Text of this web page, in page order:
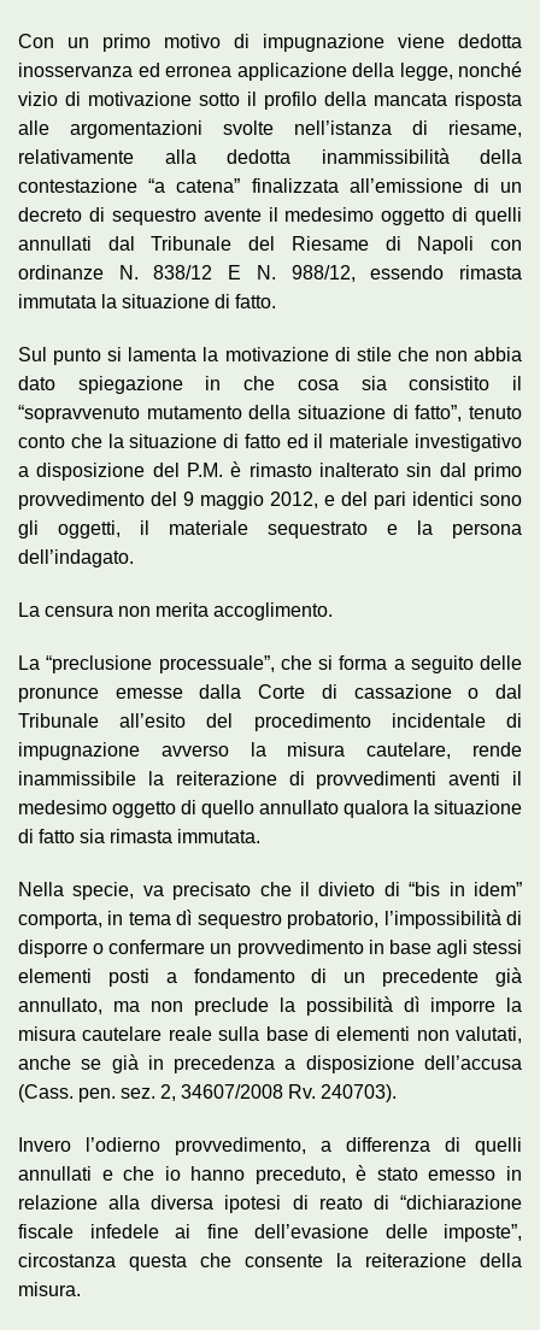
Con un primo motivo di impugnazione viene dedotta
inosservanza ed erronea applicazione della legge, nonché
vizio di motivazione sotto il profilo della mancata risposta
alle argomentazioni svolte nell’istanza di riesame,
relativamente alla dedotta inammissibilità della
contestazione “a catena” finalizzata all’emissione di un
decreto di sequestro avente il medesimo oggetto di quelli
annullati dal Tribunale del Riesame di Napoli con
ordinanze N. 838/12 E N. 988/12, essendo rimasta
immutata la situazione di fatto.
Sul punto si lamenta la motivazione di stile che non abbia
dato spiegazione in che cosa sia consistito il
“sopravvenuto mutamento della situazione di fatto”, tenuto
conto che la situazione di fatto ed il materiale investigativo
a disposizione del P.M. è rimasto inalterato sin dal primo
provvedimento del 9 maggio 2012, e del pari identici sono
gli oggetti, il materiale sequestrato e la persona
dell’indagato.
La censura non merita accoglimento.
La “preclusione processuale”, che si forma a seguito delle
pronunce emesse dalla Corte di cassazione o dal
Tribunale all’esito del procedimento incidentale di
impugnazione avverso la misura cautelare, rende
inammissibile la reiterazione di provvedimenti aventi il
medesimo oggetto di quello annullato qualora la situazione
di fatto sia rimasta immutata.
Nella specie, va precisato che il divieto di “bis in idem”
comporta, in tema dì sequestro probatorio, l’impossibilità di
disporre o confermare un provvedimento in base agli stessi
elementi posti a fondamento di un precedente già
annullato, ma non preclude la possibilità dì imporre la
misura cautelare reale sulla base di elementi non valutati,
anche se già in precedenza a disposizione dell’accusa
(Cass. pen. sez. 2, 34607/2008 Rv. 240703).
Invero l’odierno provvedimento, a differenza di quelli
annullati e che io hanno preceduto, è stato emesso in
relazione alla diversa ipotesi di reato di “dichiarazione
fiscale infedele ai fine dell’evasione delle imposte”,
circostanza questa che consente la reiterazione della
misura.